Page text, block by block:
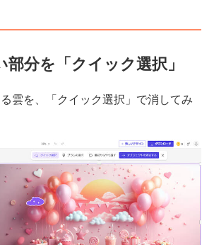
部分を「クイック選択」
雲を、「クイック選択」で消してみ